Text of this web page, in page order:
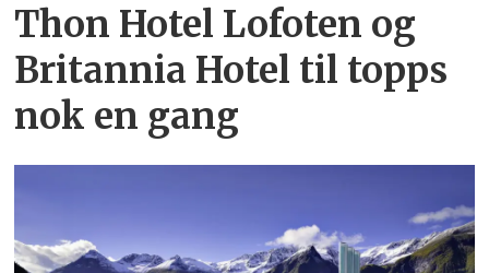
Thon Hotel Lofoten og
Britannia Hotel til topps
nok en gang